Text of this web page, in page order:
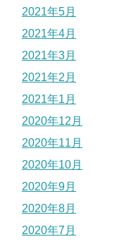
2021年5月
2021年4月
2021年3月
2021年2月
2021年1月
2020年12月
2020年11月
2020年10月
2020年9月
2020年8月
2020年7月